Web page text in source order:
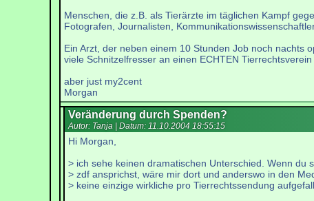
Menschen, die z.B. als Tierärzte im täglichen Kampf
Fotografen, Journalisten,
Ein Arzt, der neben einem 10 Stunden Job noch nachts
viele Schnitzelfresser an einen ECHTEN
aber just my2cent
Morgan
Veränderung durch Spenden?
Autor: Tanja | Datum: 11.10.2004 18:55:15
Hi Morgan,
> ich sehe keinen dramatischen Unterschied. Wenn du
> zdf ansprichst, wäre mir dort und anderswo in den
> keine einzige wirkliche pro Tierrechtssendung